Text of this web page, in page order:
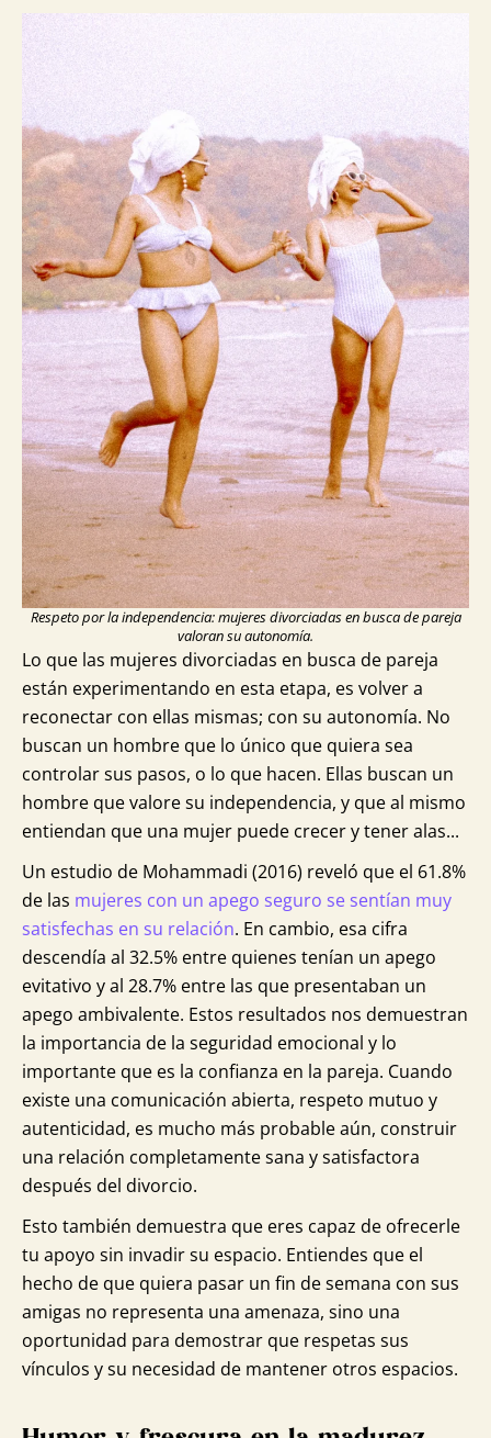
Respeto por la independencia: mujeres divorciadas en busca de pareja
valoran su autonomía.
Lo que las mujeres divorciadas en busca de pareja
están experimentando en esta etapa, es volver a
reconectar con ellas mismas; con su autonomía. No
buscan un hombre que lo único que quiera sea
controlar sus pasos, o lo que hacen. Ellas buscan un
hombre que valore su independencia, y que al mismo
entiendan que una mujer puede crecer y tener alas...
Un estudio de Mohammadi (2016) reveló que el 61.8%
de las mujeres con un apego seguro se sentían muy
satisfechas en su relación. En cambio, esa cifra
descendía al 32.5% entre quienes tenían un apego
evitativo y al 28.7% entre las que presentaban un
apego ambivalente. Estos resultados nos demuestran
la importancia de la seguridad emocional y lo
importante que es la confianza en la pareja. Cuando
existe una comunicación abierta, respeto mutuo y
autenticidad, es mucho más probable aún, construir
una relación completamente sana y satisfactora
después del divorcio.
Esto también demuestra que eres capaz de ofrecerle
tu apoyo sin invadir su espacio. Entiendes que el
hecho de que quiera pasar un fin de semana con sus
amigas no representa una amenaza, sino una
oportunidad para demostrar que respetas sus
vínculos y su necesidad de mantener otros espacios.